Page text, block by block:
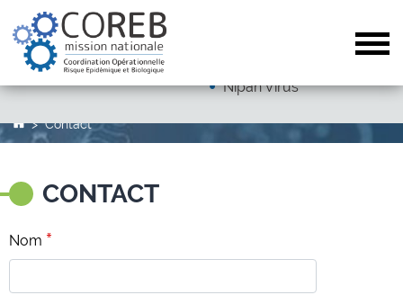
Arboviroses (hors dengue)
Nipah Virus
Contact
CONTACT
Nom